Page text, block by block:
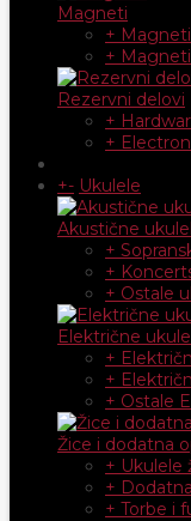
Magneti
+
+
Rezervni delovi
+
+
+- Ukulele
Akustične
+
+
+ Ostale
Električne
+
+
+ Ostale
Žice i dodatna
+ Ukulele
+
+ Torbe i